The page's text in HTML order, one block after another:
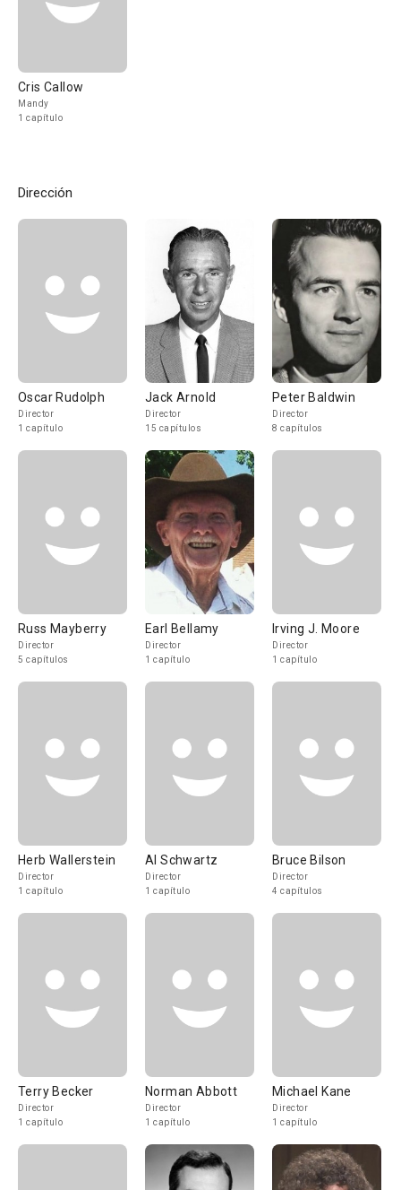
Cris Callow
Mandy
1 capítulo
Dirección
Oscar Rudolph
Director
1 capítulo
Jack Arnold
Director
15 capítulos
Peter Baldwin
Director
8 capítulos
Russ Mayberry
Director
5 capítulos
Earl Bellamy
Director
1 capítulo
Irving J. Moore
Director
1 capítulo
Herb Wallerstein
Director
1 capítulo
Al Schwartz
Director
1 capítulo
Bruce Bilson
Director
4 capítulos
Terry Becker
Director
1 capítulo
Norman Abbott
Director
1 capítulo
Michael Kane
Director
1 capítulo